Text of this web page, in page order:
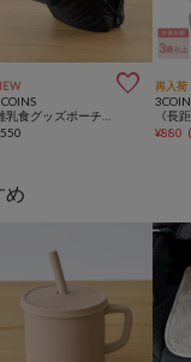

550
再入荷
¥880
め